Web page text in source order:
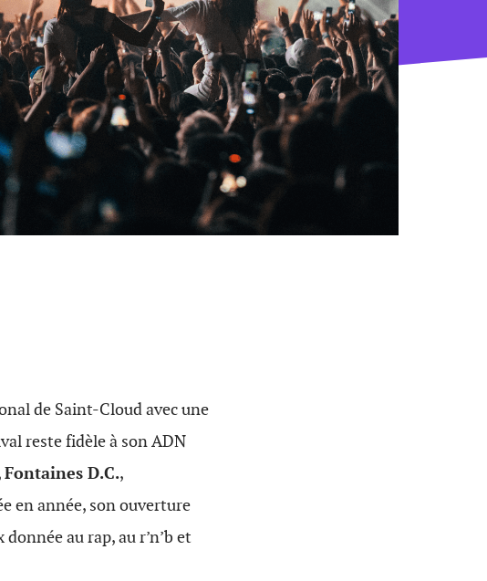
de Saint-Cloud avec une
reste fidèle à son ADN
Fontaines D.C.,
en année, son ouverture
au rap, au r’n’b et